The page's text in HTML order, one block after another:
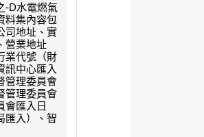
-D水電燃氣
料集內容包
司地址、實
營業地址
業代號（財
訊中心匯入
管理委員會
管理委員會
會匯入日
匯入）、智